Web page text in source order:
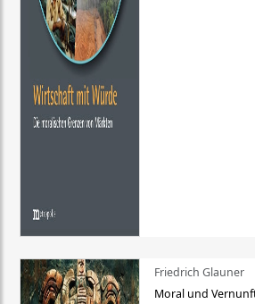
Friedrich Glauner
Moral und